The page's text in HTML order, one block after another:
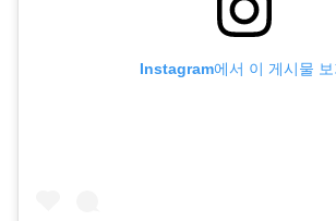
Instagram에서 이 게시물 보